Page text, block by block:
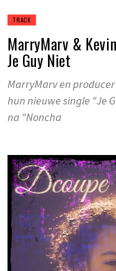
TRACK
MarryMarv &
Je Guy Niet
MarryMarv en
hun nieuwe single “Je
na “Noncha